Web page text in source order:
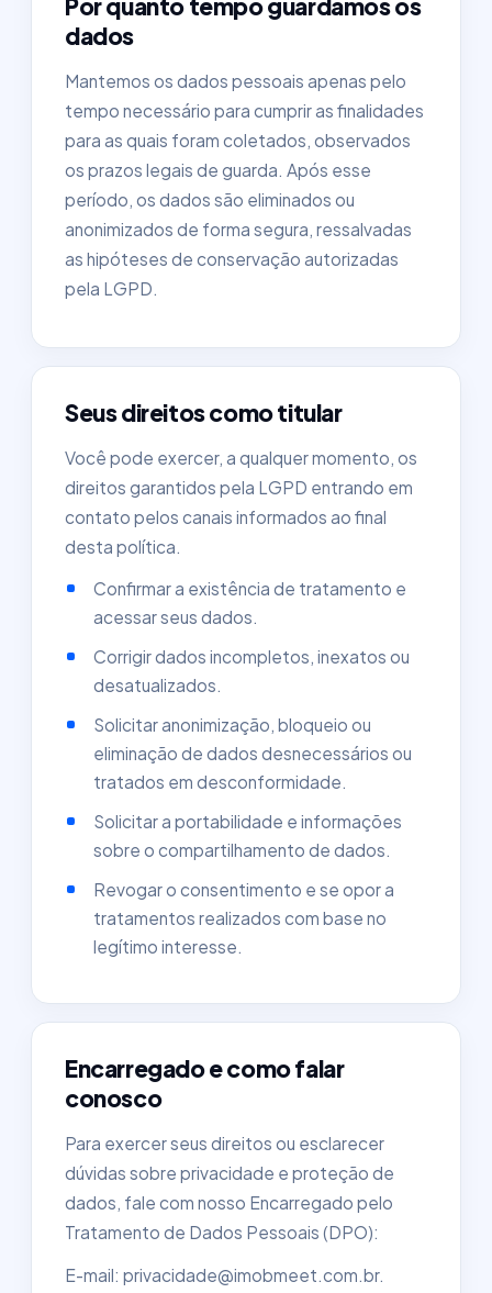
Por quanto tempo guardamos os
dados
Mantemos os dados pessoais apenas pelo
tempo necessário para cumprir as finalidades
para as quais foram coletados, observados
os prazos legais de guarda. Após esse
período, os dados são eliminados ou
anonimizados de forma segura, ressalvadas
as hipóteses de conservação autorizadas
pela LGPD.
Seus direitos como titular
Você pode exercer, a qualquer momento, os
direitos garantidos pela LGPD entrando em
contato pelos canais informados ao final
desta política.
Confirmar a existência de tratamento e
acessar seus dados.
Corrigir dados incompletos, inexatos ou
desatualizados.
Solicitar anonimização, bloqueio ou
eliminação de dados desnecessários ou
tratados em desconformidade.
Solicitar a portabilidade e informações
sobre o compartilhamento de dados.
Revogar o consentimento e se opor a
tratamentos realizados com base no
legítimo interesse.
Encarregado e como falar
conosco
Para exercer seus direitos ou esclarecer
dúvidas sobre privacidade e proteção de
dados, fale com nosso Encarregado pelo
Tratamento de Dados Pessoais (DPO):
E-mail: privacidade@imobmeet.com.br.